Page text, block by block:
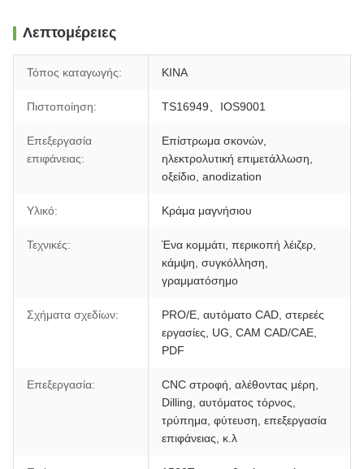
Λεπτομέρειες
Τόπος καταγωγής: ΚΙΝΑ
Πιστοποίηση: TS16949、IOS9001
Επεξεργασία
επιφάνειας:
Επίστρωμα σκονών,
ηλεκτρολυτική επιμετάλλωση,
οξείδιο, anodization
Υλικό: Κράμα μαγνήσιου
Τεχνικές:
Ένα κομμάτι, περικοπή λέιζερ,
κάμψη, συγκόλληση,
γραμματόσημο
Σχήματα σχεδίων:
PRO/E, αυτόματο CAD, στερεές
εργασίες, UG, CAM CAD/CAE,
PDF
Επεξεργασία:
CNC στροφή, αλέθοντας μέρη,
Dilling, αυτόματος τόρνος,
τρύπημα, φύτευση, επεξεργασία
επιφάνειας, κ.λ